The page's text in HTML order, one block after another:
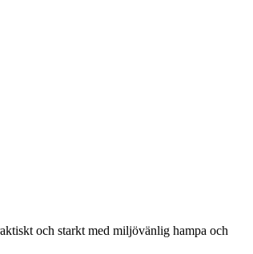
och starkt med miljövänlig hampa och